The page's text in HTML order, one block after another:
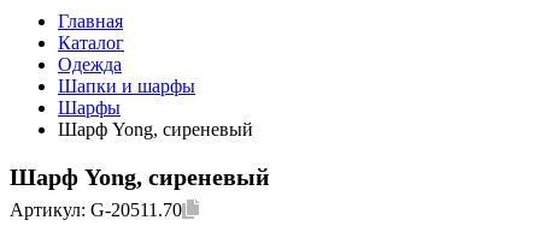
Главная
Каталог
Одежда
Шапки и шарфы
Шарфы
Шарф Yong, сиреневый
Шарф Yong, сиреневый
Артикул: G-20511.70